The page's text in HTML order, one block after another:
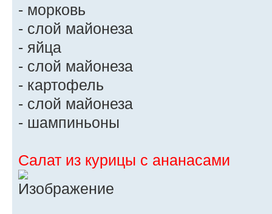
- морковь
- слой майонеза
- яйца
- слой майонеза
- картофель
- слой майонеза
- шампиньоны
Салат из курицы с ананасами